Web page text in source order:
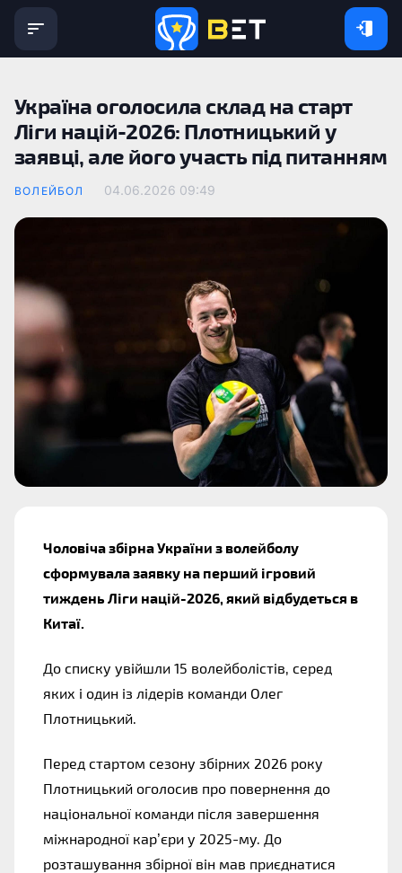
Україна оголосила склад на старт
Ліги націй-2026: Плотницький у
заявці, але його участь під питанням
ВОЛЕЙБОЛ 04.06.2026 09:49
Чоловіча збірна України з волейболу
сформувала заявку на перший ігровий
тиждень Ліги націй-2026, який відбудеться в
Китаї.
До списку увійшли 15 волейболістів, серед
яких і один із лідерів команди Олег
Плотницький.
Перед стартом сезону збірних 2026 року
Плотницький оголосив про повернення до
національної команди після завершення
міжнародної кар’єри у 2025-му. До
розташування збірної він мав приєднатися